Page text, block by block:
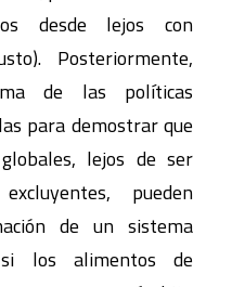
desde lejos con
Posteriormente,
de las políticas
para demostrar que
lejos de ser
pueden
de un sistema
los alimentos de